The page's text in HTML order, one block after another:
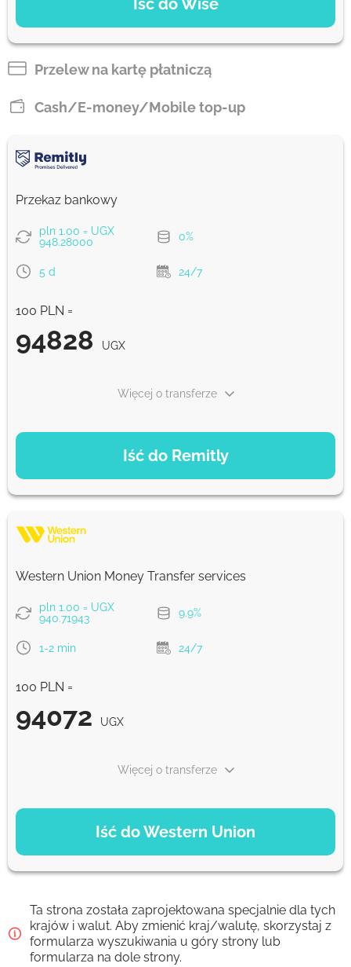
Iść do Wise
92158 UGX 3 d
Prowizja Strumok, zawsze 0%
Przelew na kartę płatniczą
Cash/E-money/Mobile top-up
Przekaz bankowy
pln 1.00 = UGX
948.28000
0%
5 d 24/7
100 PLN =
94828 UGX
Iść do Remitly
Więcej o transferze
OPCJE PŁATNOŚCI
94828 UGX 5 d
94828 UGX
Prowizja Strumok, zawsze 0%
Western Union Money Transfer services
pln 1.00 = UGX
940.71943
9.9%
1-2 min 24/7
100 PLN =
94072 UGX
Iść do Western Union
Więcej o transferze
OPCJE PŁATNOŚCI
94072 UGX 1-2 min
Google Pay
94072 UGX
Ta strona została zaprojektowana specjalnie dla tych
krajów i walut. Aby zmienić kraj/walutę, skorzystaj z
formularza wyszukiwania u góry strony lub
formularza na dole strony.